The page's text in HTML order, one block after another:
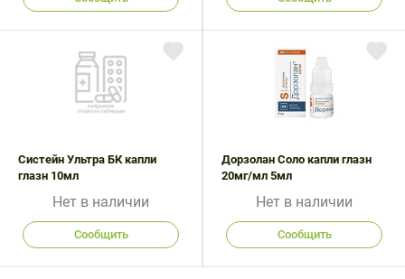
Систейн Ультра БК капли
глазн 10мл
Нет в наличии
Сообщить
Дорзолан Соло капли глазн
20мг/мл 5мл
Нет в наличии
Сообщить